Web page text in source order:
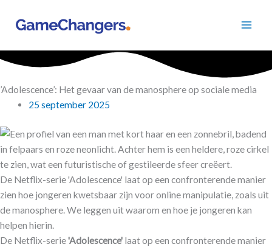
naar
inhoud
​’Adolescence’: Het gevaar van de manosphere op sociale media
25 september 2025
De Netflix-serie 'Adolescence' laat op een confronterende manier
zien hoe jongeren kwetsbaar zijn voor online manipulatie, zoals uit
de manosphere. We leggen uit waarom en hoe je jongeren kan
helpen hierin.
De Netflix-serie'Adolescence' laat op een confronterende manier